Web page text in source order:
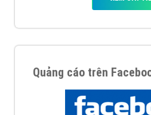
Quảng cáo trên